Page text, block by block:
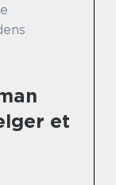
et